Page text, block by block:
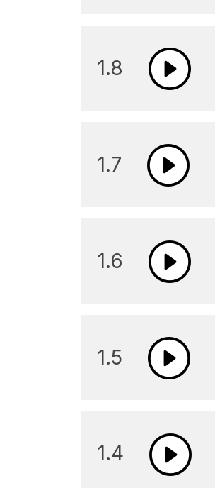
1.8
1.7
1.6
1.5
1.4